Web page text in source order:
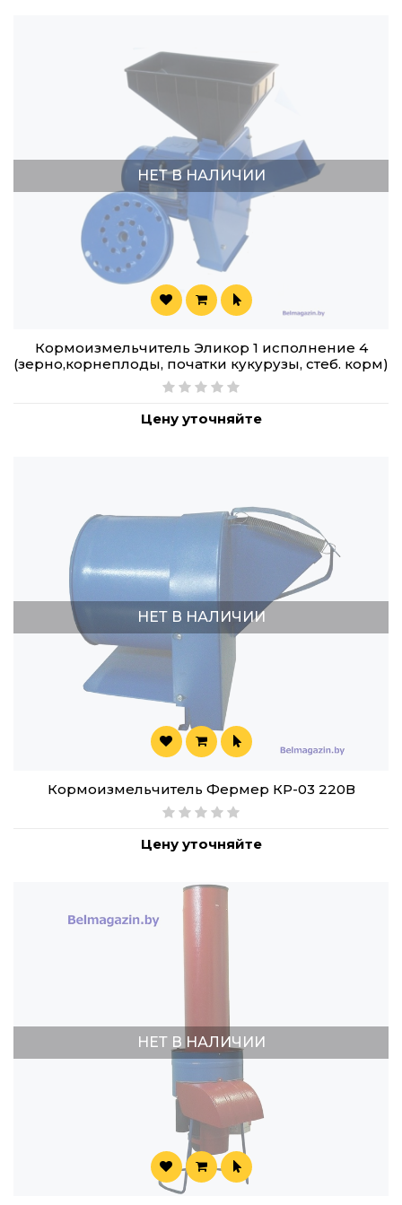
НЕТ В НАЛИЧИИ
Кормоизмельчитель Эликор 1 исполнение 4
(зерно,корнеплоды, початки кукурузы, стеб. корм)
Цену уточняйте
НЕТ В НАЛИЧИИ
Кормоизмельчитель Фермер КР-03 220В
Цену уточняйте
НЕТ В НАЛИЧИИ